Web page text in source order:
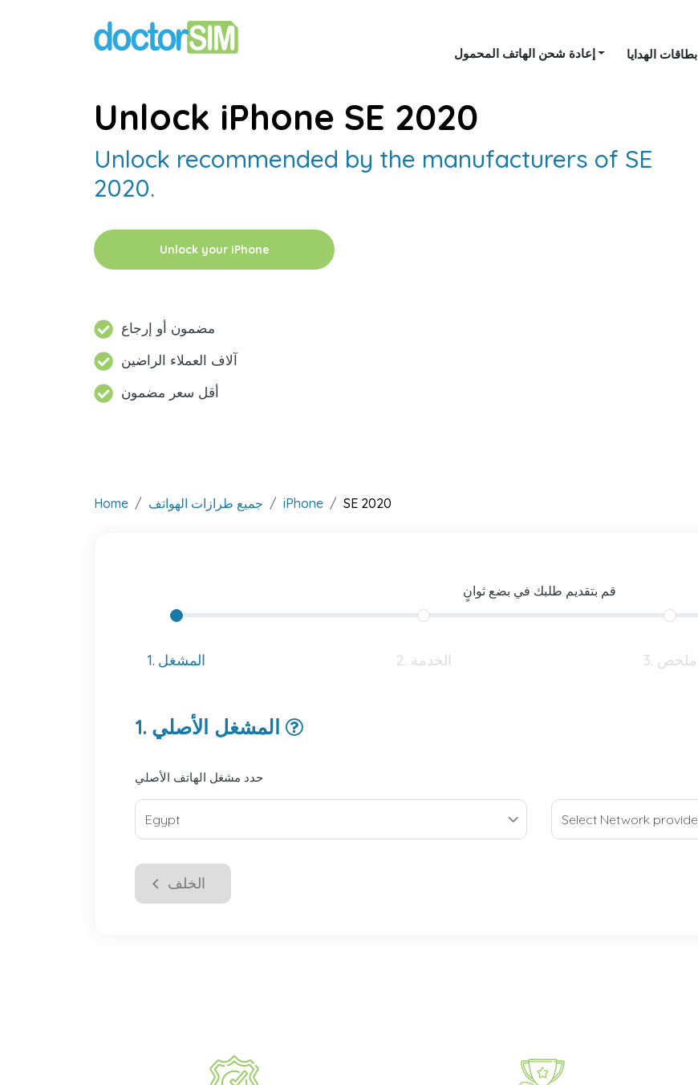
إعادة شحن الهاتف المحمول بطاقات الهدايا
Unlock iPhone SE 2020
Unlock recommended by the manufacturers of SE
2020.
Unlock your iPhone
مضمون أو إرجاع
آلاف العملاء الراضين
أقل سعر مضمون
Home جميع طرازات الهواتف iPhone SE 2020
قم بتقديم طلبك في بضع ثوانٍ
1. المشغل 2. الخدمة 3. ملخص
حدد مشغل الهاتف الأصلي
الخلف